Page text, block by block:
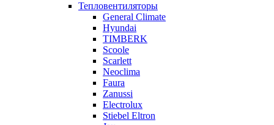
Тепловентиляторы
General Climate
Hyundai
TIMBERK
Scoole
Scarlett
Neoclima
Faura
Zanussi
Electrolux
Stiebel Eltron